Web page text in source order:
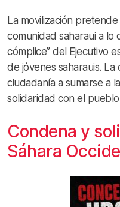
La movilización
comunidad saharaui a lo
cómplice” del Ejecutivo
de jóvenes saharauis. La
ciudadanía a sumarse a
solidaridad con el pueblo
Condena y
Sáhara